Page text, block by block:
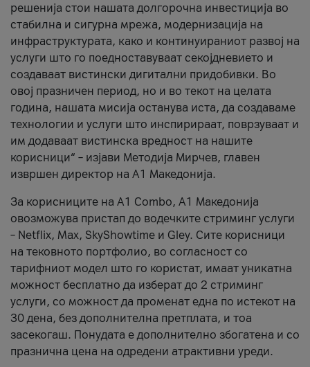
решенија стои нашата долгорочна инвестиција во
стабилна и сигурна мрежа, модернизација на
инфраструктурата, како и континуираниот развој на
услуги што го поедноставуваат секојдневието и
создаваат вистински дигитални придобивки. Во
овој празничен период, но и во текот на целата
година, нашата мисија останува иста, да создаваме
технологии и услуги што инспирираат, поврзуваат и
им додаваат вистинска вредност на нашите
корисници“ – изјави Методија Мирчев, главен
извршен директор на А1 Македонија.
За корисниците на A1 Combo, А1 Македонија
овозможува пристап до водечките стриминг услуги
– Netflix, Max, SkyShowtime и Gley. Сите корисници
на тековното портфолио, во согласност со
тарифниот модел што го користат, имаат уникатна
можност бесплатно да изберат до 2 стриминг
услуги, со можност да променат една по истекот на
30 дена, без дополнителна претплата, и тоа
засекогаш. Понудата е дополнително збогатена и со
празнична цена на одредени атрактивни уреди.